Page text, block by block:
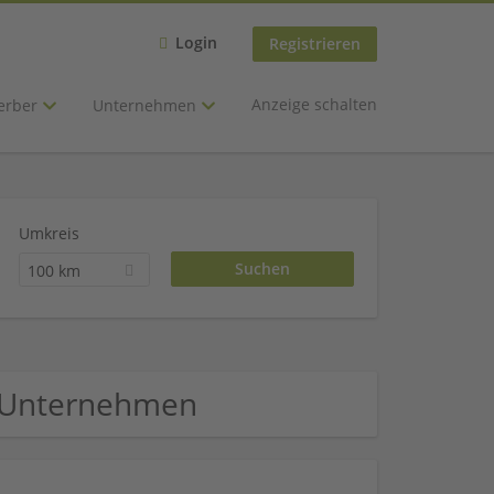
Login Registrieren
Unternehmen Anzeige schalten
Umkreis
100 km